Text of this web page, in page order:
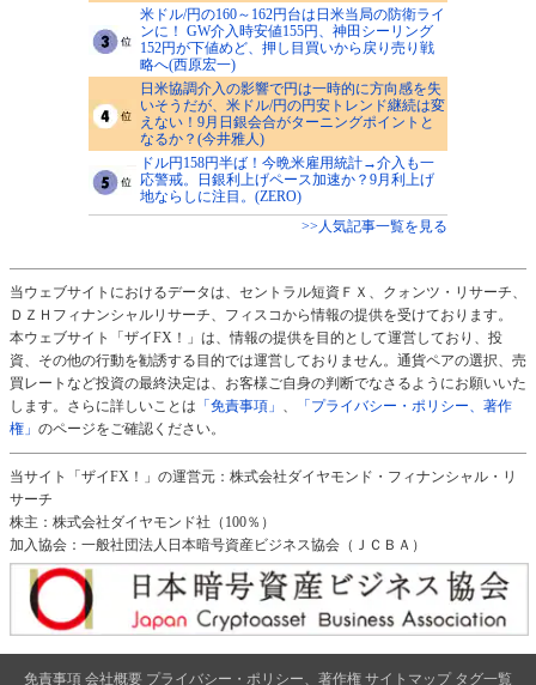
米ドル/円の160～162円台は日米当局の防衛ライ
ンに！ GW介入時安値155円、神田シーリング
152円が下値めど、押し目買いから戻り売り戦
略へ(西原宏一)
日米協調介入の影響で円は一時的に方向感を失
いそうだが、米ドル/円の円安トレンド継続は変
えない！9月日銀会合がターニングポイントと
なるか？(今井雅人)
ドル円158円半ば！今晩米雇用統計→介入も一
応警戒。日銀利上げペース加速か？9月利上げ
地ならしに注目。(ZERO)
>>人気記事一覧を見る
当ウェブサイトにおけるデータは、セントラル短資ＦＸ、クォンツ・リサーチ、
ＤＺＨフィナンシャルリサーチ、フィスコから情報の提供を受けております。
本ウェブサイト「ザイFX！」は、情報の提供を目的として運営しており、投
資、その他の行動を勧誘する目的では運営しておりません。通貨ペアの選択、売
買レートなど投資の最終決定は、お客様ご自身の判断でなさるようにお願いいた
します。さらに詳しいことは 「免責事項」 、
「プライバシー・ポリシー、著作
権」 のページをご確認ください。
当サイト「ザイFX！」の運営元：株式会社ダイヤモンド・フィナンシャル・リ
サーチ
株主：株式会社ダイヤモンド社（100％）
加入協会：一般社団法人日本暗号資産ビジネス協会（ＪＣＢＡ）
免責事項 会社概要 プライバシー・ポリシー、著作権 サイトマップ タグ一覧